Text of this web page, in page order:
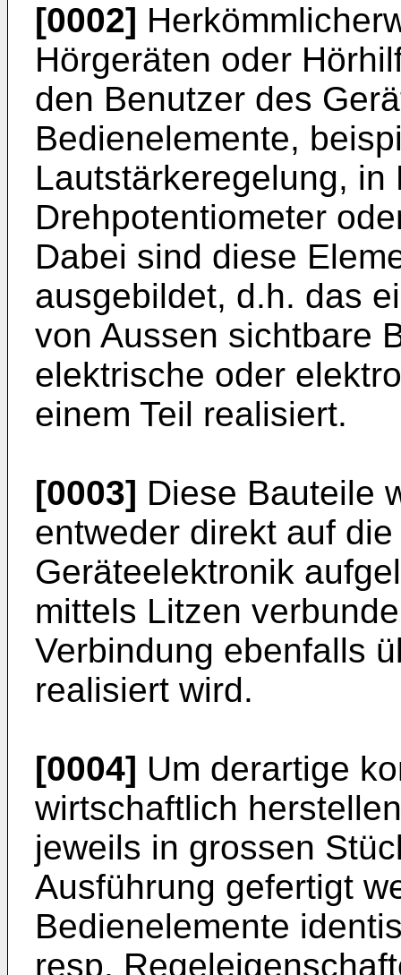
[0002]
Hörgeräten oder
den Benutzer des
Bedienelemente,
Lautstärkeregelung, in
Drehpotentiometer
Dabei sind diese
ausgebildet, d.h. das
von Aussen sichtbare
elektrische oder
einem Teil realisiert.
[0003] Diese Bauteile
entweder direkt auf
Geräteelektronik
mittels Litzen
Verbindung ebenfalls
realisiert wird.
[0004] Um derartige
wirtschaftlich
jeweils in grossen
Ausführung gefertigt
Bedienelemente
resp.